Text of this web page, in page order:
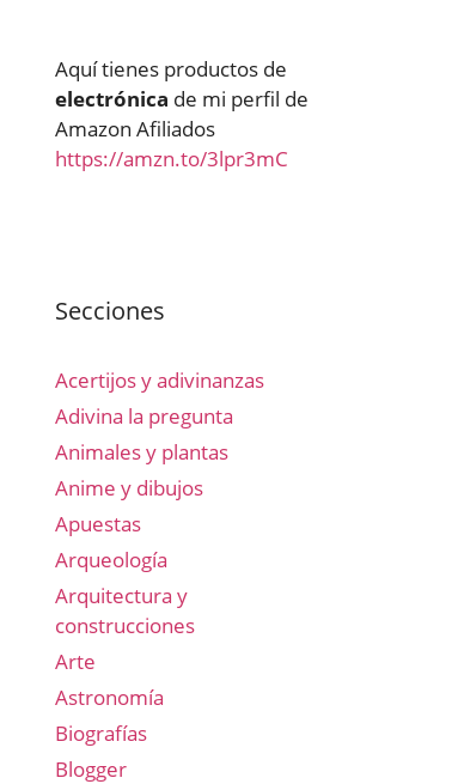
Aquí tienes productos de
electrónica de mi perfil de
Amazon Afiliados
https://amzn.to/3lpr3mC
Secciones
Acertijos y adivinanzas
Adivina la pregunta
Animales y plantas
Anime y dibujos
Apuestas
Arqueología
Arquitectura y
construcciones
Arte
Astronomía
Biografías
Blogger